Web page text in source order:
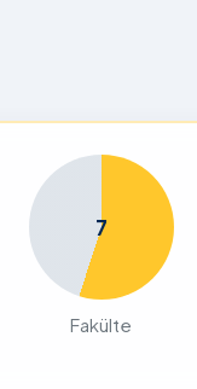
7
Fakülte